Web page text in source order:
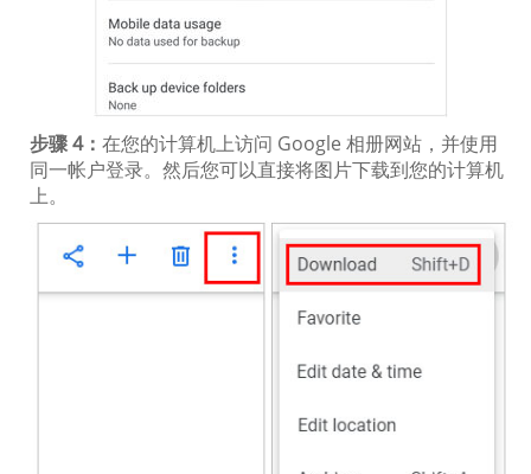
步骤 4： 在您的计算机上访问 Google 相册网站，并使用
同一帐户登录。然后您可以直接将图片下载到您的计算机
上。